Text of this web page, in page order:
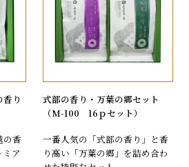
り
の香
ア
式部の香り・万葉の郷セット
（M-100 16ｐセット）
一番人気の「式部の香り」と香
り高い「万葉の郷」を詰め合わ